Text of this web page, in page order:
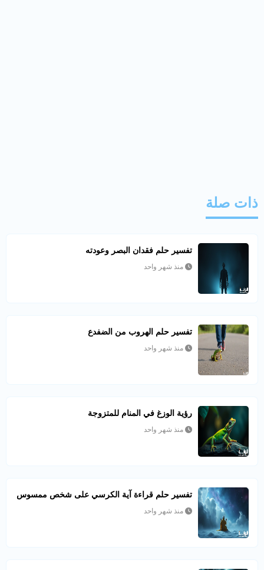
ذات صلة
تفسير حلم فقدان البصر وعودته
منذ شهر واحد
تفسير حلم الهروب من الضفدع
منذ شهر واحد
رؤية الوزغ في المنام للمتزوجة
منذ شهر واحد
تفسير حلم قراءة آية الكرسي على شخص ممسوس
منذ شهر واحد